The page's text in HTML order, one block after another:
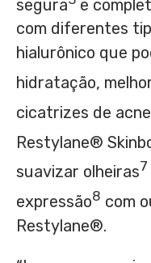
segura e
com diferentes
hialurônico que
hidratação,
cicatrizes de acne
Restylane®
suavizar olheiras7
expressão8 com
Restylane®.